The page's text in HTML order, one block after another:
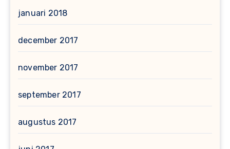
januari 2018
december 2017
november 2017
september 2017
augustus 2017